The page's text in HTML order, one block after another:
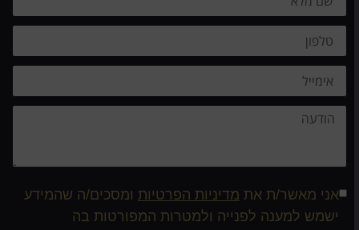
אני מאשר/ת את מדיניות הפרטיותומסכים/ה שהמידע
ישמש למענה לפנייה ולמטרות המפורטות בה